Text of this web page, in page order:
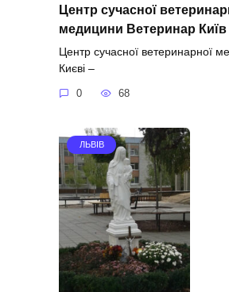
Центр сучасної
медицини Ветеринар Київ
Центр сучасної ветеринарної
Києві –
0 68
ЛЬВІВ